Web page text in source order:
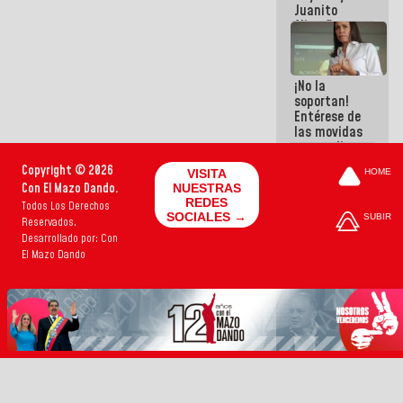
Juanito
Alimaña son
harina del
mismo
costal
¡No la
soportan!
Entérese de
las movidas
que realizan
cómplices
sacudírsela
Copyright © 2026
Con El Mazo Dando.
Todos Los Derechos
Reservados.
Desarrollado por: Con
El Mazo Dando
VISITA
NUESTRAS
REDES
SOCIALES →
HOME
SUBIR